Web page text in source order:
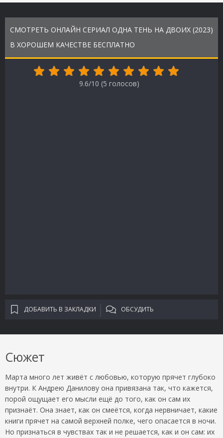
СМОТРЕТЬ ОНЛАЙН СЕРИАЛ ОДНА ТЕНЬ НА ДВОИХ (2023)
В ХОРОШЕМ КАЧЕСТВЕ БЕСПЛАТНО
9.6/10 (5 голосов)
ДОБАВИТЬ В ЗАКЛАДКИ ОБСУДИТЬ
Сюжет
Марта много лет живёт с любовью, которую прячет глубоко
внутри. К Андрею Данилову она привязана так, что кажется,
порой ощущает его мысли ещё до того, как он сам их
признаёт. Она знает, как он смеётся, когда нервничает, какие
книги прячет на самой верхней полке, чего опасается в ночи.
Но признаться в чувствах так и не решается, как и он сам: их